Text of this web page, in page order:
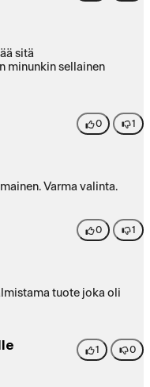
sitä
minunkin sellainen
0 1
Varma valinta.
0 1
tuote joka oli
1 0